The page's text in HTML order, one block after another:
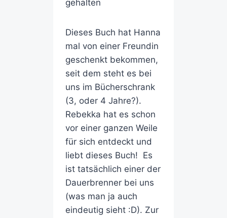
Dieses Buch hat Hanna
mal von einer Freundin
geschenkt bekommen,
seit dem steht es bei
uns im Bücherschrank
(3, oder 4 Jahre?).
Rebekka hat es schon
vor einer ganzen Weile
für sich entdeckt und
liebt dieses Buch! Es
ist tatsächlich einer der
Dauerbrenner bei uns
(was man ja auch
eindeutig sieht :D). Zur